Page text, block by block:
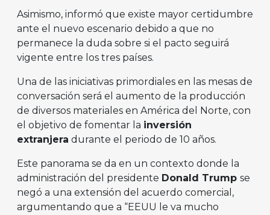
Asimismo, informó que existe mayor certidumbre
ante el nuevo escenario debido a que no
permanece la duda sobre si el pacto seguirá
vigente entre los tres países.
Una de las iniciativas primordiales en las mesas de
conversación será el aumento de la producción
de diversos materiales en América del Norte, con
el objetivo de fomentar la inversión
extranjera durante el periodo de 10 años.
Este panorama se da en un contexto donde la
administración del presidente Donald Trump se
negó a una extensión del acuerdo comercial,
argumentando que a “EEUU le va mucho